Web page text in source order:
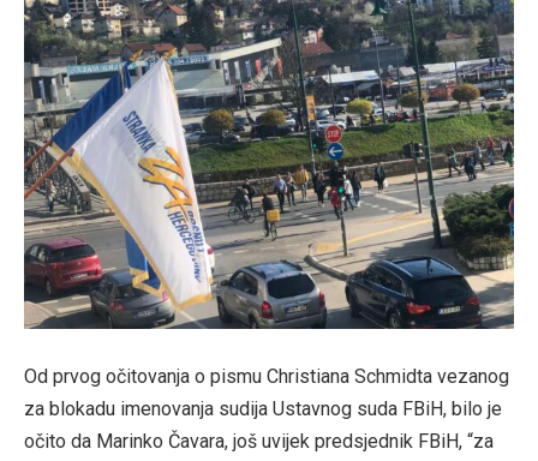
Od prvog očitovanja o pismu Christiana Schmidta vezanog
za blokadu imenovanja sudija Ustavnog suda FBiH, bilo je
očito da Marinko Čavara, još uvijek predsjednik FBiH, “za